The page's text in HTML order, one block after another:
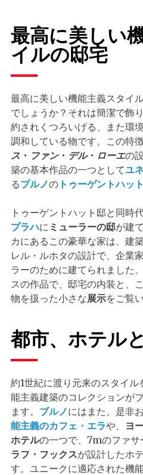
最高に美しい
イルの邸宅
最高に美しい機能主義スタイ
でしょうか？それは簡潔で飾
約されくつろいげる、また環
調和している物です。この特
ス ・ ファン・ デル・ ローエの
築の基本作品の一つとしてユ
るブルノの トゥーゲントハッ
トゥーゲントハット邸と同時
プラハに ミューラーの邸が建
カにあるこの豪華な家は、建
レル・ルホタの設計で、企業
ラーのために建てられました
スの作品で、邸宅の内装と、
物を扱った小さな展示をご覧
都市、ホテル
約1世紀に渡り元来のスタイ
能主義建築のコレクションが
ます。 ブルノにはまた、是非
能主義のカフェ・エラや、 ヨ
ホテルの一つで、7mのファサ
ラフ・フックス​が設計したホ
す。ユニークに適応された機